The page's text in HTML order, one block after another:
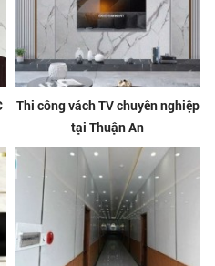
Thi công vách TV chuyên nghiệp
tại Thuận An